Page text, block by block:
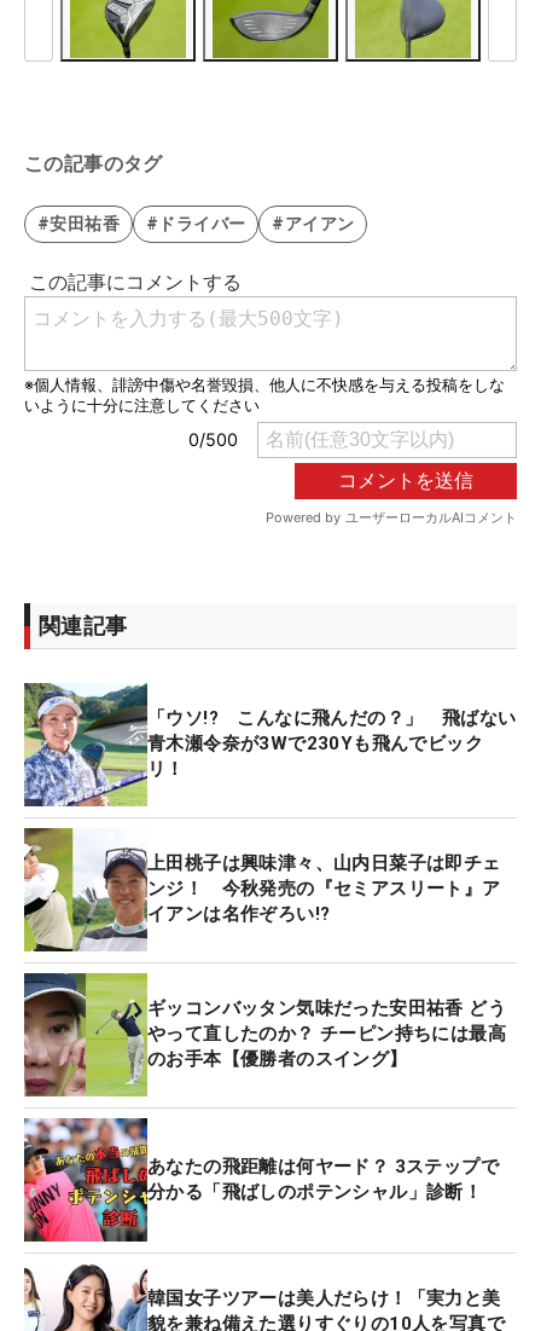
この記事のタグ
#安田祐香 #ドライバー #アイアン
関連記事
「ウソ!? こんなに飛んだの？」 飛ばない
青木瀬令奈が3Wで230Yも飛んでビック
リ！
上田桃子は興味津々、山内日菜子は即チェ
ンジ！ 今秋発売の『セミアスリート』ア
イアンは名作ぞろい!?
ギッコンバッタン気味だった安田祐香 どう
やって直したのか？ チーピン持ちには最高
のお手本【優勝者のスイング】
あなたの飛距離は何ヤード？ 3ステップで
分かる「飛ばしのポテンシャル」診断！
韓国女子ツアーは美人だらけ！「実力と美
貌を兼ね備えた選りすぐりの10人を写真で